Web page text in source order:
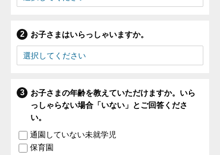
お子さまはいらっしゃいますか。
お子さまの年齢を教えていただけますか。いら
っしゃらない場合「いない」とご回答くださ
い。
通園していない未就学児
保育園